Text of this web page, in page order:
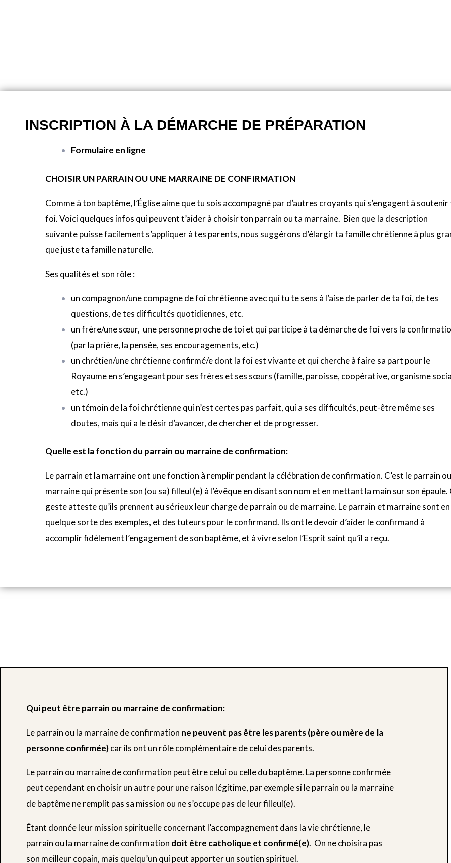
INSCRIPTION À LA DÉMARCHE DE PRÉPARATION
Formulaire en ligne
CHOISIR UN PARRAIN OU UNE MARRAINE DE CONFIRMATION
Comme à ton baptême, l’Église aime que tu sois accompagné par d’autres croyants qui s’engagent à soutenir
foi. Voici quelques infos qui peuvent t’aider à choisir ton parrain ou ta marraine. Bien que la description
suivante puisse facilement s’appliquer à tes parents, nous suggérons d’élargir ta famille chrétienne à plus
que juste ta famille naturelle.
Ses qualités et son rôle :
un compagnon/une compagne de foi chrétienne avec qui tu te sens à l’aise de parler de ta foi, de tes
questions, de tes difficultés quotidiennes, etc.
un frère/une sœur, une personne proche de toi et qui participe à ta démarche de foi vers la
(par la prière, la pensée, ses encouragements, etc.)
un chrétien/une chrétienne confirmé/e dont la foi est vivante et qui cherche à faire sa part pour le
Royaume en s’engageant pour ses frères et ses sœurs (famille, paroisse, coopérative, organisme
etc.)
un témoin de la foi chrétienne qui n’est certes pas parfait, qui a ses difficultés, peut-être même ses
doutes, mais qui a le désir d’avancer, de chercher et de progresser.
Quelle est la fonction du parrain ou marraine de confirmation:
Le parrain et la marraine ont une fonction à remplir pendant la célébration de confirmation. C’est le parrain
marraine qui présente son (ou sa) filleul (e) à l’évêque en disant son nom et en mettant la main sur son épaule.
geste atteste qu’ils prennent au sérieux leur charge de parrain ou de marraine. Le parrain et marraine sont en
quelque sorte des exemples, et des tuteurs pour le confirmand. Ils ont le devoir d’aider le confirmand à
accomplir fidèlement l’engagement de son baptême, et à vivre selon l’Esprit saint qu’il a reçu.
Qui peut être parrain ou marraine de confirmation:
Le parrain ou la marraine de confirmation ne peuvent pas être les parents (père ou mère de la
personne confirmée)car ils ont un rôle complémentaire de celui des parents.
Le parrain ou marraine de confirmation peut être celui ou celle du baptême. La personne confirmée
peut cependant en choisir un autre pour une raison légitime, par exemple si le parrain ou la marraine
de baptême ne remplit pas sa mission ou ne s’occupe pas de leur filleul(e).
Étant donnée leur mission spirituelle concernant l’accompagnement dans la vie chrétienne, le
parrain ou la marraine de confirmation doit être catholique et confirmé(e). On ne choisira pas
son meilleur copain, mais quelqu’un qui peut apporter un soutien spirituel.